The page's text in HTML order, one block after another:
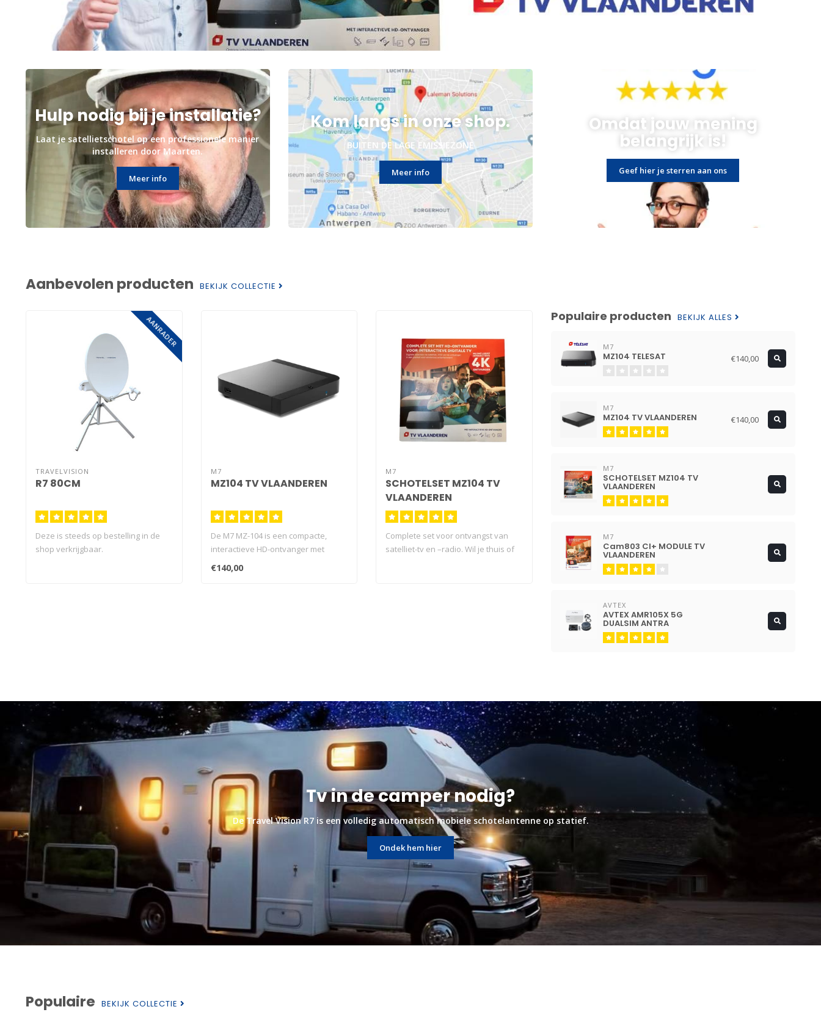
Hulp nodig bij je installatie?
Laat je satellietschotel op een professionele manier
installeren door Maarten.
Meer info
Kom langs in onze shop.
BUITEN DE LAGE EMISSIEZONE
Meer info
Omdat jouw mening
belangrijk is!
Geef hier je sterren aan ons
Aanbevolen producten BEKIJK COLLECTIE
AANRADER
TRAVELVISION
R7 80CM
Deze is steeds op bestelling in de
shop verkrijgbaar.
M7
MZ104 TV VLAANDEREN
De M7 MZ-104 is een compacte,
interactieve HD-ontvanger met
geïntegreerde smart..
€140,00
M7
SCHOTELSET MZ104 TV
VLAANDEREN
Complete set voor ontvangst van
satelliet-tv en –radio. Wil je thuis of
Populaire producten BEKIJK ALLES
M7
MZ104 TELESAT €140,00
M7
MZ104 TV VLAANDEREN €140,00
M7
SCHOTELSET MZ104 TV
VLAANDEREN
M7
Cam803 CI+ MODULE TV
VLAANDEREN
AVTEX
AVTEX AMR105X 5G
DUALSIM ANTRA
Tv in de camper nodig?
De Travel Vision R7 is een volledig automatisch mobiele schotelantenne op statief.
Ondek hem hier
Populaire BEKIJK COLLECTIE